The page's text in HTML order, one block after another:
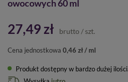
owocowych 60 ml
27,49 zł brutto / szt.
Cena jednostkowa 0,46 zł / ml
Produkt dostępny w bardzo dużej ilości